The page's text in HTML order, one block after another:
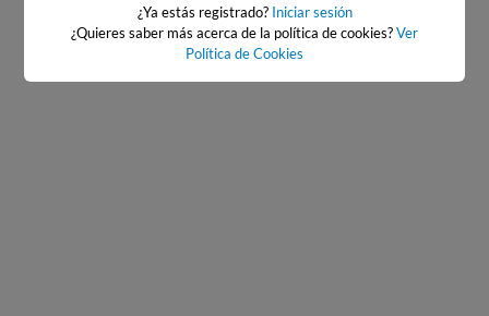
¿Ya estás registrado? Iniciar sesión
¿Quieres saber más acerca de la política de cookies?Ver
Política de Cookies